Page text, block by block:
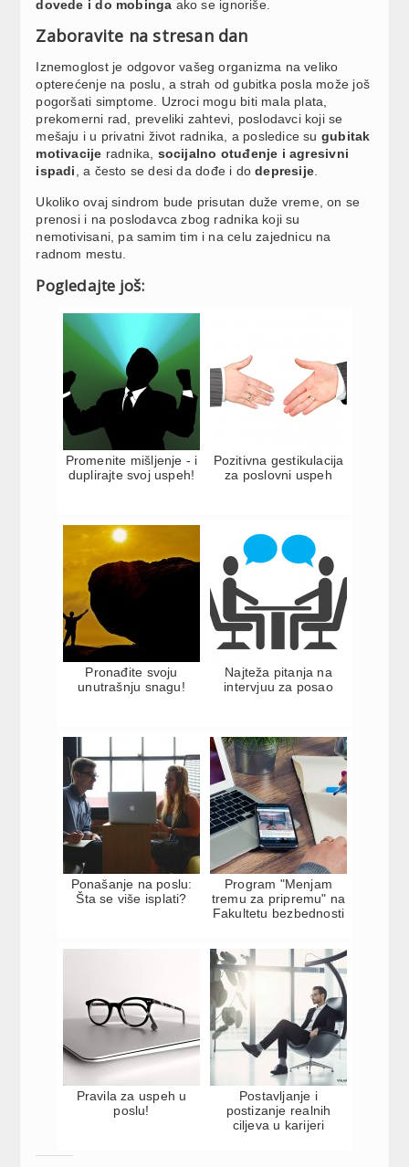
dovede i do mobinga ako se ignoriše.
Zaboravite na stresan dan
Iznemoglost je odgovor vašeg organizma na veliko
opterećenje na poslu, a strah od gubitka posla može još
pogoršati simptome. Uzroci mogu biti mala plata,
prekomerni rad, preveliki zahtevi, poslodavci koji se
mešaju i u privatni život radnika, a posledice su gubitak
motivacije radnika, socijalno otuđenje i agresivni
ispadi
, a često se desi da dođe i dodepresije
Ukoliko ovaj sindrom bude prisutan duže vreme, on se
prenosi i na poslodavca zbog radnika koji su
nemotivisani, pa samim tim i na celu zajednicu na
radnom mestu.
Pogledajte još:
Promenite mišljenje - i
duplirajte svoj uspeh!
Pozitivna gestikulacija
za poslovni uspeh
Pronađite svoju
unutrašnju snagu!
Najteža pitanja na
intervjuu za posao
Ponašanje na poslu:
Šta se više isplati?
Program "Menjam
tremu za pripremu" na
Fakultetu bezbednosti
Pravila za uspeh u
poslu!
Postavljanje i
postizanje realnih
ciljeva u karijeri